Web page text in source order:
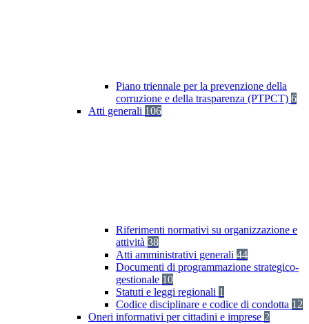
Piano triennale per la prevenzione della
corruzione e della trasparenza (PTPCT) 6
Atti generali 106
Riferimenti normativi su organizzazione e
attività 38
Atti amministrativi generali 44
Documenti di programmazione strategico-
gestionale 10
Statuti e leggi regionali 1
Codice disciplinare e codice di condotta 12
Oneri informativi per cittadini e imprese 2